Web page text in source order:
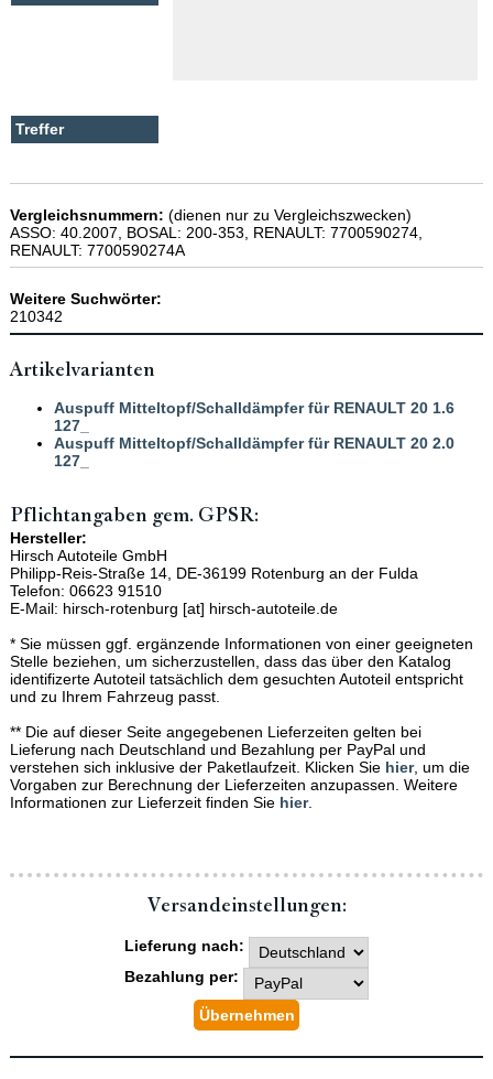
Vergleichsnummern: (dienen nur zu Vergleichszwecken)
ASSO: 40.2007, BOSAL: 200-353, RENAULT: 7700590274,
RENAULT: 7700590274A
Weitere Suchwörter:
210342
Artikelvarianten
Auspuff Mitteltopf/Schalldämpfer für RENAULT 20 1.6
127_
Auspuff Mitteltopf/Schalldämpfer für RENAULT 20 2.0
127_
Pflichtangaben gem. GPSR:
Hersteller:
Hirsch Autoteile GmbH
Philipp-Reis-Straße 14, DE-36199 Rotenburg an der Fulda
Telefon: 06623 91510
E-Mail: hirsch-rotenburg [at] hirsch-autoteile.de
* Sie müssen ggf. ergänzende Informationen von einer geeigneten
Stelle beziehen, um sicherzustellen, dass das über den Katalog
identifizerte Autoteil tatsächlich dem gesuchten Autoteil entspricht
und zu Ihrem Fahrzeug passt.
** Die auf dieser Seite angegebenen Lieferzeiten gelten bei
Lieferung nach Deutschland und Bezahlung per PayPal und
verstehen sich inklusive der Paketlaufzeit. Klicken Sie hier, um die
Vorgaben zur Berechnung der Lieferzeiten anzupassen. Weitere
Informationen zur Lieferzeit finden Sie hier.
Versand­einstellungen:
Lieferung nach:
Bezahlung per: